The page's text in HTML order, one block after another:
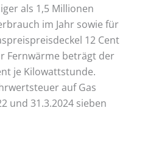
als 1,5 Millionen
im Jahr sowie für
12 Cent
Fernwärme beträgt der
je Kilowattstunde.
auf Gas
und 31.3.2024 sieben